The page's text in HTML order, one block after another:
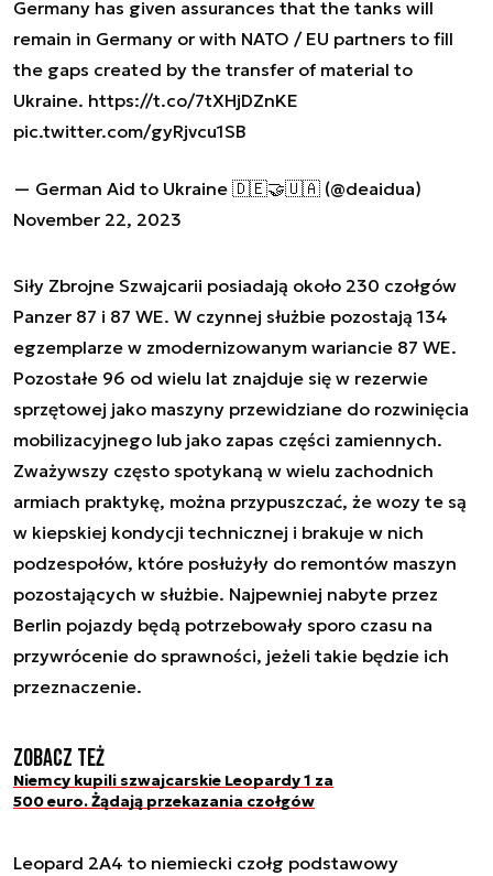
Germany has given assurances that the tanks will
remain in Germany or with NATO / EU partners to fill
the gaps created by the transfer of material to
Ukraine. https://t.co/7tXHjDZnKE
pic.twitter.com/gyRjvcu1SB
— German Aid to Ukraine 🇩🇪🤝🇺🇦 (@deaidua)
November 22, 2023
Siły Zbrojne Szwajcarii posiadają około 230 czołgów
Panzer 87 i 87 WE. W czynnej służbie pozostają 134
egzemplarze w zmodernizowanym wariancie 87 WE.
Pozostałe 96 od wielu lat znajduje się w rezerwie
sprzętowej jako maszyny przewidziane do rozwinięcia
mobilizacyjnego lub jako zapas części zamiennych.
Zważywszy często spotykaną w wielu zachodnich
armiach praktykę, można przypuszczać, że wozy te są
w kiepskiej kondycji technicznej i brakuje w nich
podzespołów, które posłużyły do remontów maszyn
pozostających w służbie. Najpewniej nabyte przez
Berlin pojazdy będą potrzebowały sporo czasu na
przywrócenie do sprawności, jeżeli takie będzie ich
przeznaczenie.
Zobacz też
Niemcy kupili szwajcarskie Leopardy 1 za
500 euro. Żądają przekazania czołgów
Leopard 2A4 to niemiecki czołg podstawowy